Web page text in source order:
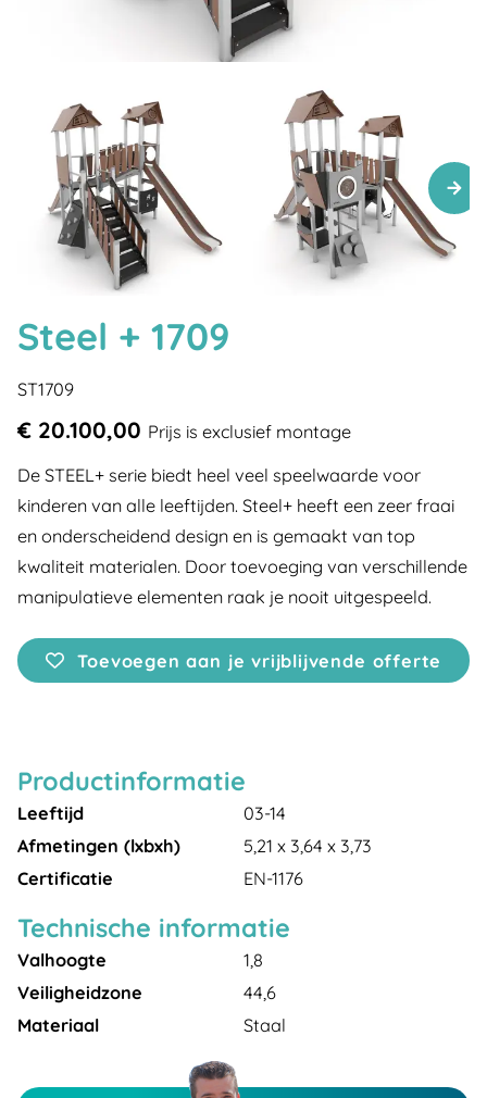
Steel + 1709
ST1709
€ 20.100,00 Prijs is exclusief montage
De STEEL+ serie biedt heel veel speelwaarde voor
kinderen van alle leeftijden. Steel+ heeft een zeer fraai
en onderscheidend design en is gemaakt van top
kwaliteit materialen. Door toevoeging van verschillende
manipulatieve elementen raak je nooit uitgespeeld.
Toevoegen aan je vrijblijvende offerte
Productinformatie
Leeftijd
03-14
Afmetingen (lxbxh)
5,21 x 3,64 x 3,73
Certificatie
EN-1176
Technische informatie
Valhoogte
1,8
Veiligheidzone
44,6
Materiaal
Staal